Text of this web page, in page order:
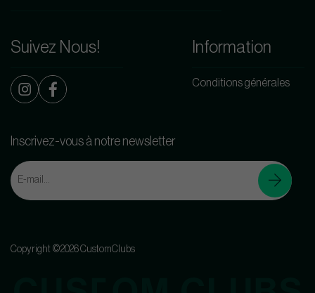
Suivez Nous! Information
Conditions générales
Inscrivez-vous à notre newsletter
Copyright ©2026 CustomClubs